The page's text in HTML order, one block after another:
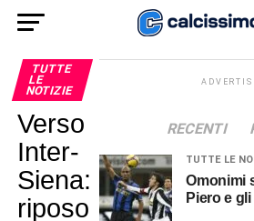
TUTTE
LE
NOTIZIE
Verso
Inter-
Siena:
riposo
RECENTI
TUTTE LE
Omonimi
Piero e